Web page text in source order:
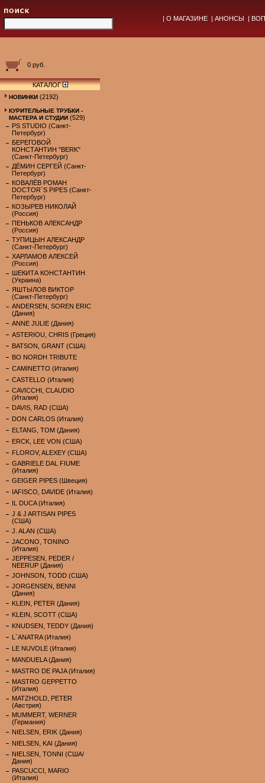
| О МАГАЗИНЕ | АНОНСЫ |
0 руб.
КАТАЛОГ
НОВИНКИ (2192)
КУРИТЕЛЬНЫЕ ТРУБКИ -
МАСТЕРА И СТУДИИ (529)
PS STUDIO (Санкт-
Петербург)
БЕРЕГОВОЙ
КОНСТАНТИН "BERK"
(Санкт-Петербург)
ДЁМИН СЕРГЕЙ (Санкт-
Петербург)
КОВАЛЁВ РОМАН
DOCTOR`S PIPES (Санкт-
Петербург)
КОЗЫРЕВ НИКОЛАЙ
(Россия)
ПЕНЬКОВ АЛЕКСАНДР
(Россия)
ТУПИЦЫН АЛЕКСАНДР
(Санкт-Петербург)
ХАРЛАМОВ АЛЕКСЕЙ
(Россия)
ШЕКИТА КОНСТАНТИН
(Украина)
ЯШТЫЛОВ ВИКТОР
(Санкт-Петербург)
ANDERSEN, SOREN ERIC
(Дания)
ANNE JULIE (Дания)
ASTERIOU, CHRIS (Греция)
BATSON, GRANT (США)
BO NORDH TRIBUTE
CAMINETTO (Италия)
CASTELLO (Италия)
CAVICCHI, CLAUDIO
(Италия)
DAVIS, RAD (США)
DON CARLOS (Италия)
ELTANG, TOM (Дания)
ERCK, LEE VON (США)
FLOROV, ALEXEY (США)
GABRIELE DAL FIUME
(Италия)
GEIGER PIPES (Швеция)
IAFISCO, DAVIDE (Италия)
IL DUCA (Италия)
J & J ARTISAN PIPES
(США)
J. ALAN (США)
JACONO, TONINO
(Италия)
JEPPESEN, PEDER /
NEERUP (Дания)
JOHNSON, TODD (США)
JORGENSEN, BENNI
(Дания)
KLEIN, PETER (Дания)
KLEIN, SCOTT (США)
KNUDSEN, TEDDY (Дания)
L`ANATRA (Италия)
LE NUVOLE (Италия)
MANDUELA (Дания)
MASTRO DE PAJA (Италия)
MASTRO GEPPETTO
(Италия)
MATZHOLD, PETER
(Австрия)
MUMMERT, WERNER
(Германия)
NIELSEN, ERIK (Дания)
NIELSEN, KAI (Дания)
NIELSEN, TONNI (США/
Дания)
PASCUCCI, MARIO
(Италия)